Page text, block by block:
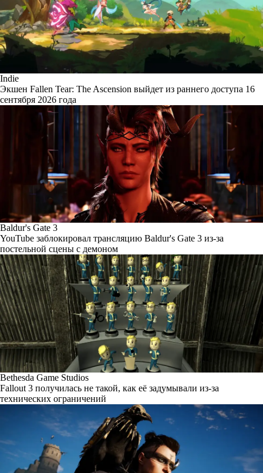
Indie
Экшен Fallen Tear: The Ascension выйдет из раннего доступа 16
сентября 2026 года
Baldur's Gate 3
YouTube заблокировал трансляцию Baldur's Gate 3 из-за
постельной сцены с демоном
Bethesda Game Studios
Fallout 3 получилась не такой, как её задумывали из-за
технических ограничений